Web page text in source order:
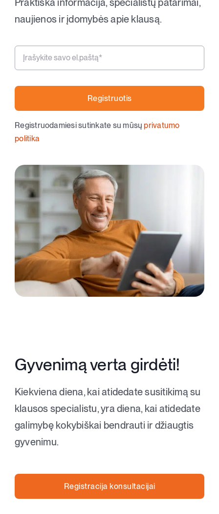
naujienos ir įdomybės apie klausą.
Registruotis
Registruodamiesi sutinkate su mūsųprivatumo
politika
Gyvenimą verta girdėti!
Kiekviena diena, kai atidedate susitikimą su
klausos specialistu, yra diena, kai atidedate
galimybę kokybiškai bendrauti ir džiaugtis
gyvenimu.
Registracija konsultacijai